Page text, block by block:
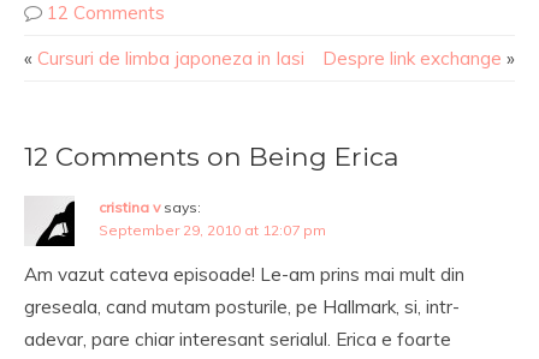
12 Comments
« Cursuri de limba japoneza in Iasi Despre link exchange »
12 Comments on Being Erica
cristina v says:
September 29, 2010 at 12:07 pm
Am vazut cateva episoade! Le-am prins mai mult din
greseala, cand mutam posturile, pe Hallmark, si, intr-
adevar, pare chiar interesant serialul. Erica e foarte